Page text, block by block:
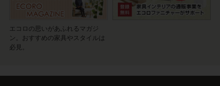
エコロの思いがあふれるマガジ
ン。おすすめの家具やスタイルは
必見。